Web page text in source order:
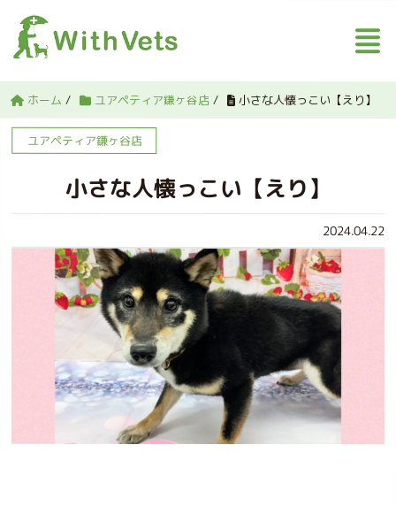
ホーム / ユアペティア鎌ヶ谷店 / 小さな人懐っこい【えり】
ユアペティア鎌ヶ谷店
小さな人懐っこい【えり】
2024.04.22